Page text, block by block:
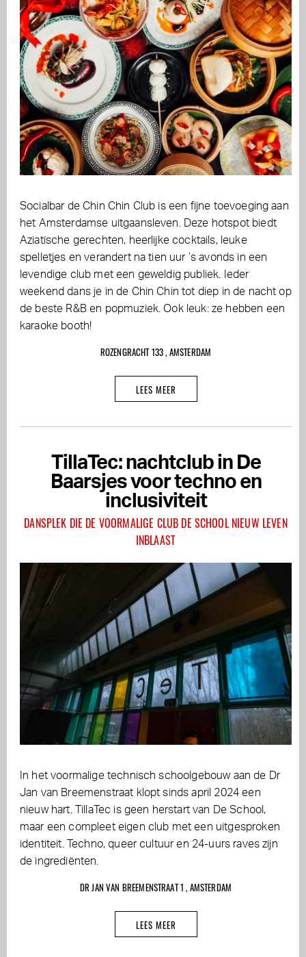
Socialbar de Chin Chin Club is een fijne toevoeging aan
het Amsterdamse uitgaansleven. Deze hotspot biedt
Aziatische gerechten, heerlijke cocktails, leuke
spelletjes en verandert na tien uur ’s avonds in een
levendige club met een geweldig publiek. Ieder
weekend dans je in de Chin Chin tot diep in de nacht op
de beste R&B en popmuziek. Ook leuk: ze hebben een
karaoke booth!
ROZENGRACHT 133 , AMSTERDAM
LEES MEER
TillaTec: nachtclub in De
Baarsjes voor techno en
inclusiviteit
DANSPLEK DIE DE VOORMALIGE CLUB DE SCHOOL NIEUW LEVEN
INBLAAST
In het voormalige technisch schoolgebouw aan de Dr
Jan van Breemenstraat klopt sinds april 2024 een
nieuw hart. TillaTec is geen herstart van De School,
maar een compleet eigen club met een uitgesproken
identiteit. Techno, queer cultuur en 24-uurs raves zijn
de ingrediënten.
DR JAN VAN BREEMENSTRAAT 1 , AMSTERDAM
LEES MEER